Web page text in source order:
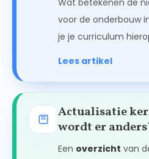
Wat betekenen de
voor de onderbouw
je je curriculum
Lees artikel
Actualisatie
wordt er
Een overzicht van